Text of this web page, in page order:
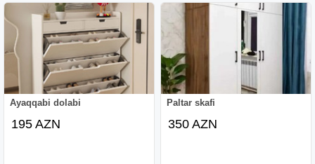
Ayaqqabi dolabi
195 AZN
Paltar skafi
350 AZN